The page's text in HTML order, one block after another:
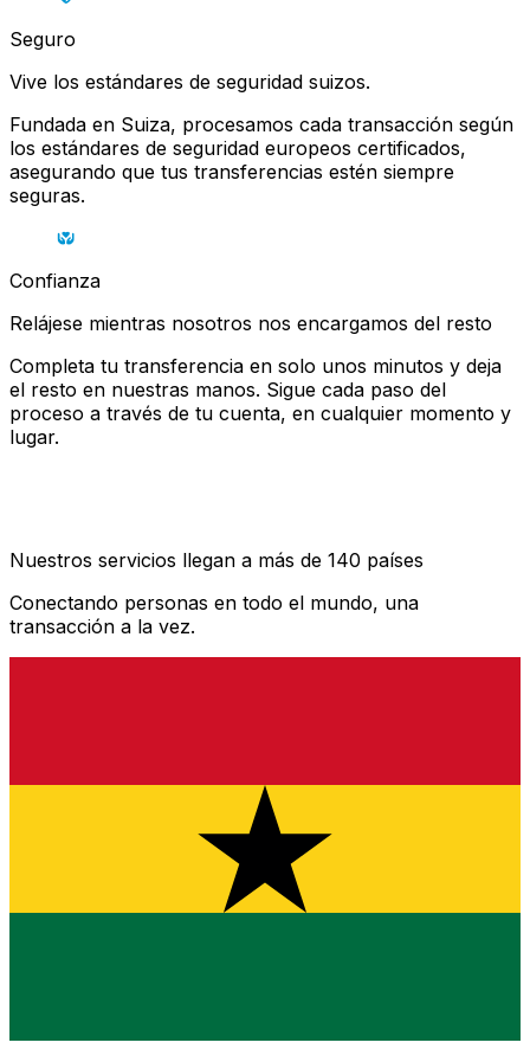
Seguro
Vive los estándares de seguridad suizos.
Fundada en Suiza, procesamos cada transacción según
los estándares de seguridad europeos certificados,
asegurando que tus transferencias estén siempre
seguras.
Confianza
Relájese mientras nosotros nos encargamos del resto
Completa tu transferencia en solo unos minutos y deja
el resto en nuestras manos. Sigue cada paso del
proceso a través de tu cuenta, en cualquier momento y
lugar.
Nuestros servicios llegan a más de 140 países
Conectando personas en todo el mundo, una
transacción a la vez.